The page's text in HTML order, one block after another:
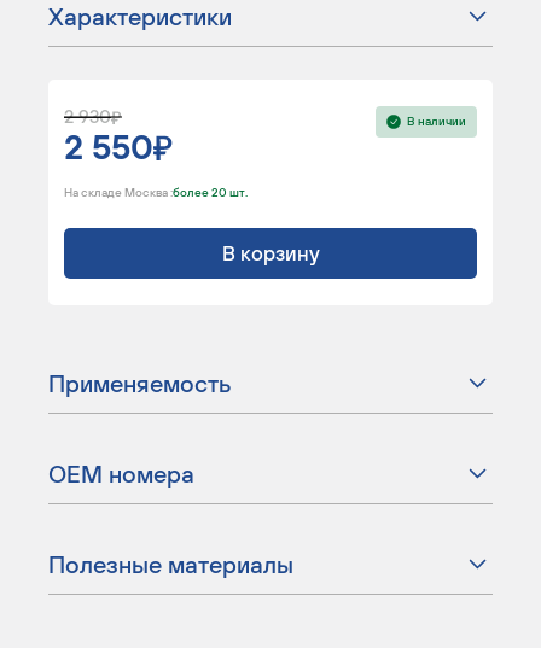
Характеристики
2 930
2 550
В наличии
На складе Москва :более 20 шт.
В корзину
Применяемость
ОЕМ номера
Полезные материалы